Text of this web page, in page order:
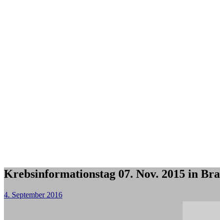
Krebsinformationstag 07. Nov. 2015 in
4. September 2016